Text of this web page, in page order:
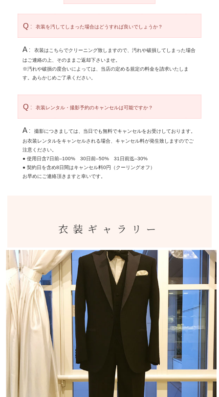
衣装を汚してしまった場合はどうすれば良いでしょうか？
衣装はこちらでクリーニング致しますので、汚れや破損してしまった場合
はご連絡の上、そのままご返却下さいませ。
※汚れや破損の度合いによっては、当店の定める規定の料金を請求いたしま
す。あらかじめご了承ください。
衣装レンタル・撮影予約のキャンセルは可能ですか？
撮影につきましては、当日でも無料でキャンセルをお受けしております。
お衣装レンタルをキャンセルされる場合、キャンセル料が発生致しますのでご
注意ください。
● 使用日含7日前–100% 30日前–50% 31日前迄–30%
● 契約日を含め8日間はキャンセル料0円（クーリングオフ）
お早めにご連絡頂きますと幸いです。
衣装ギャラリー